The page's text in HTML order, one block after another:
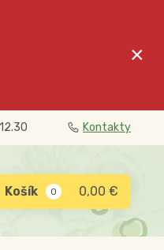
×
Kontakty
0,00 €
0